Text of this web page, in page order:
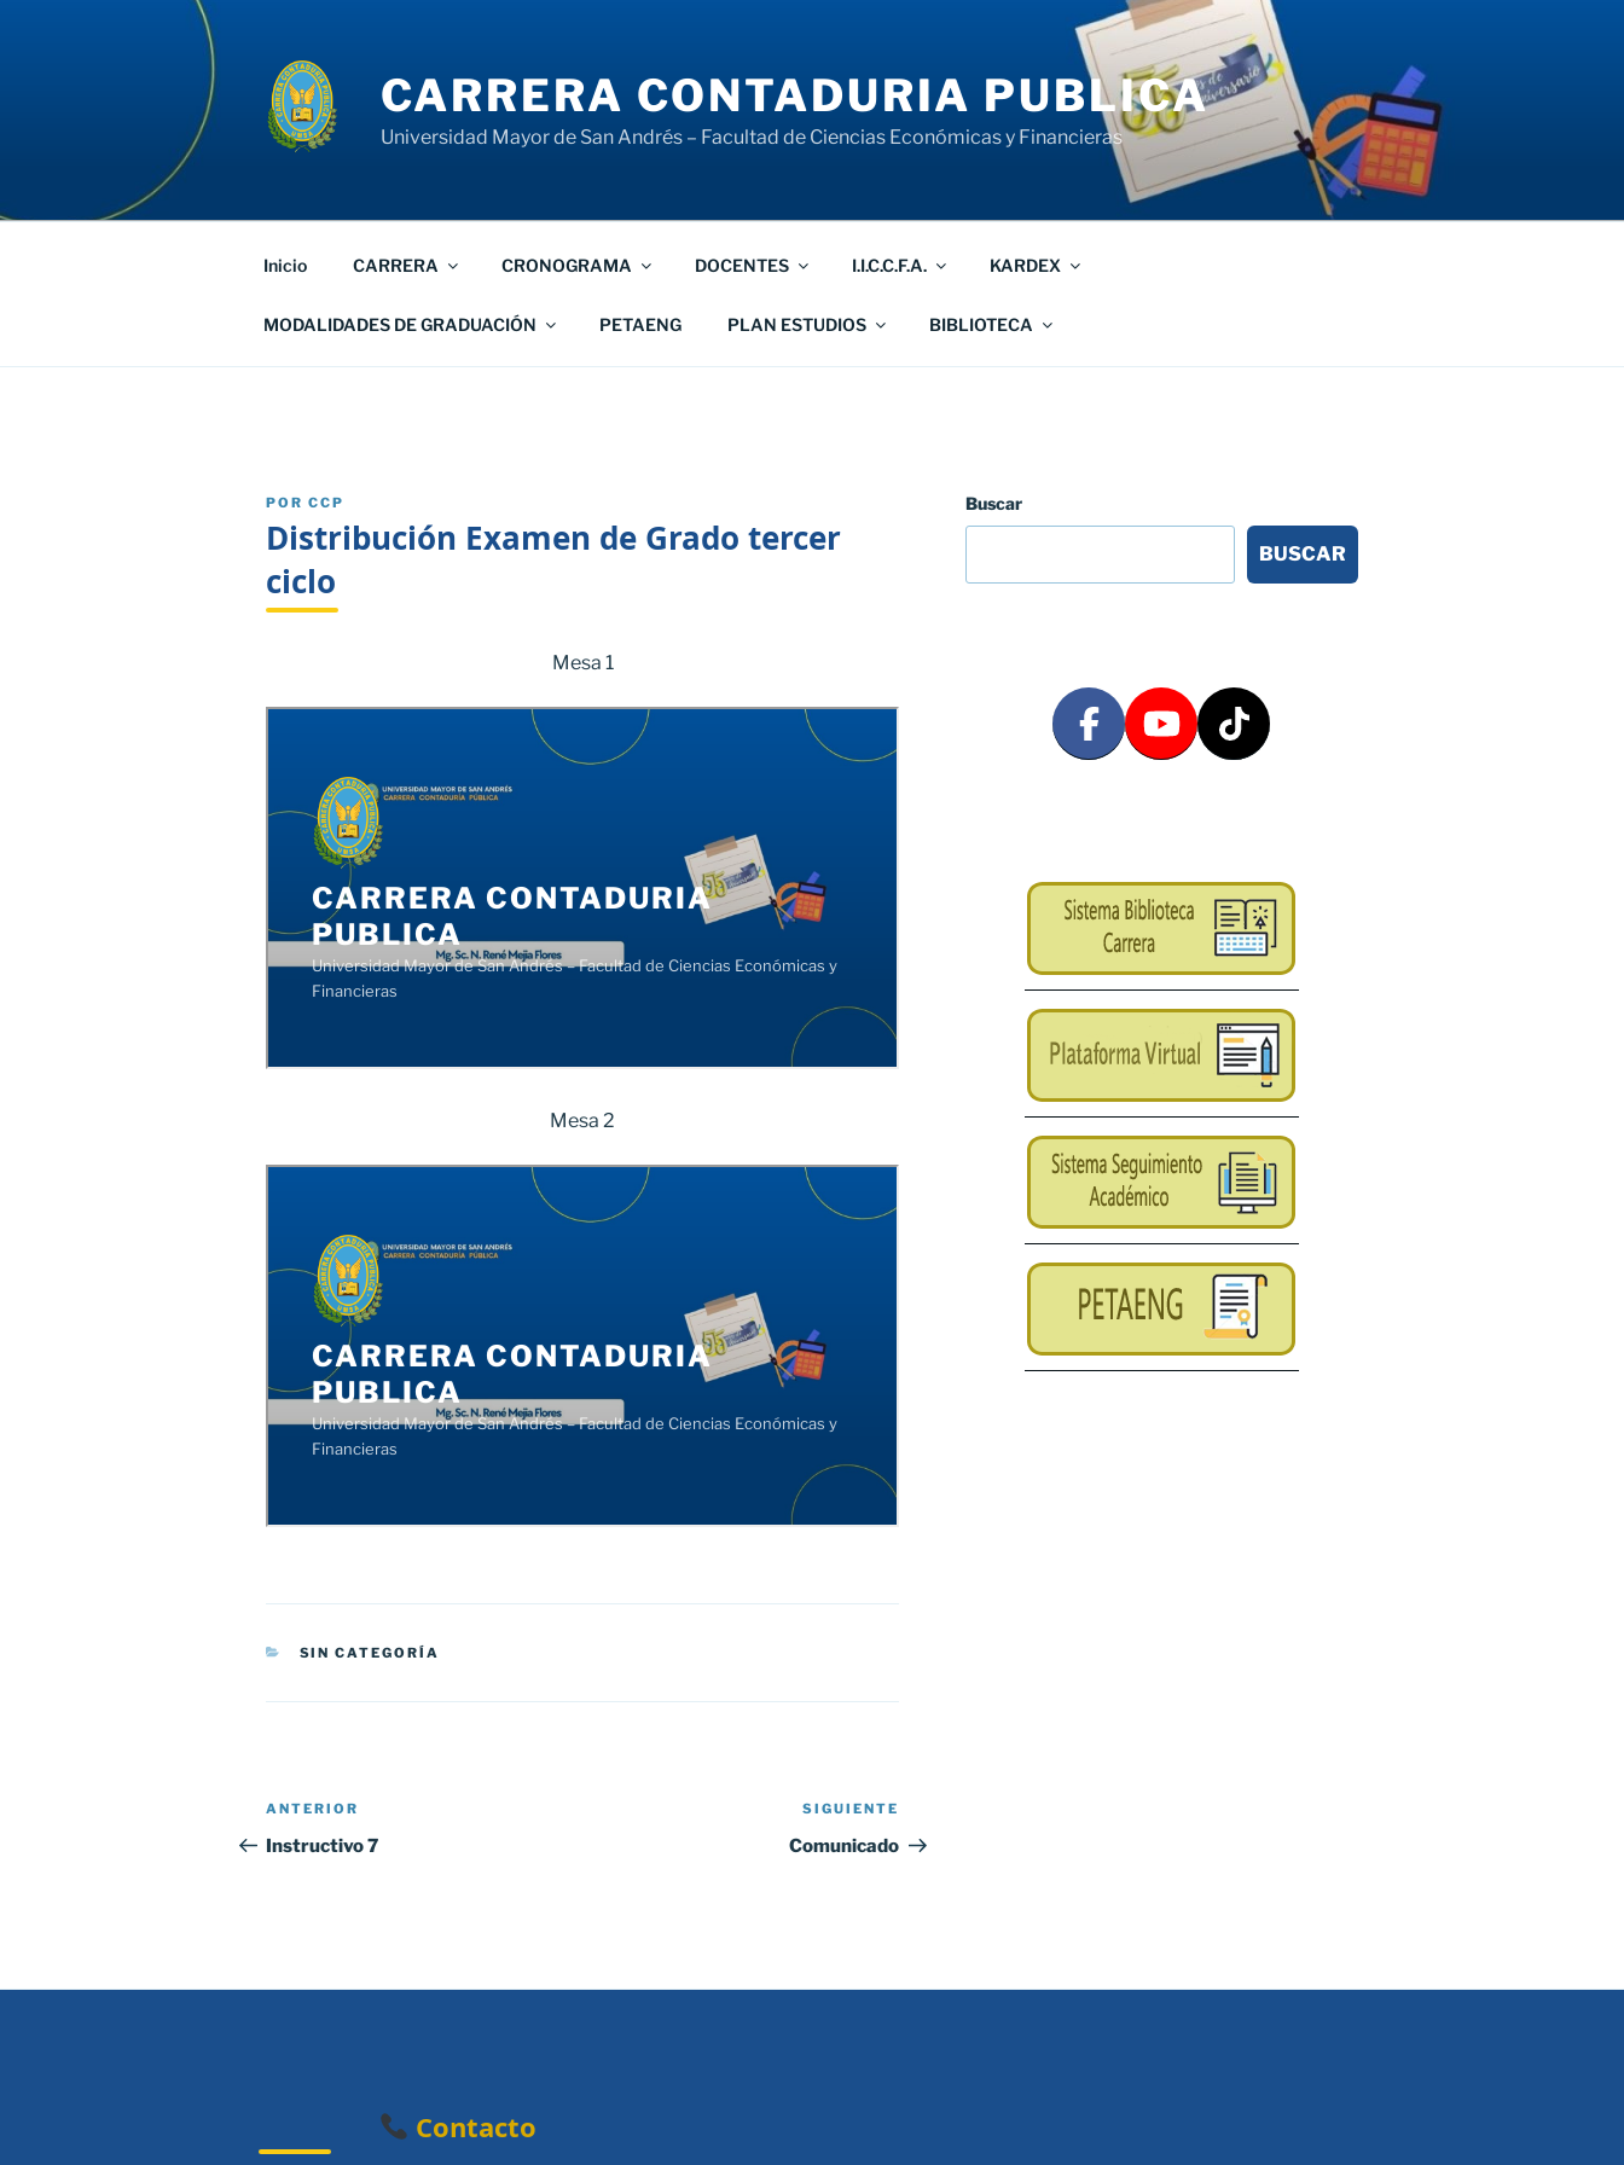
CARRERA CONTADURIA PUBLICA
Universidad Mayor de San Andrés – Facultad de Ciencias Económicas y Financieras
Inicio CARRERA CRONOGRAMA DOCENTES I.I.C.C.F.A. KARDEX
MODALIDADES DE GRADUACIÓN PETAENG PLAN ESTUDIOS BIBLIOTECA
PUBLICADO
POR CCP
Distribución Examen de Grado tercer
ciclo
Mesa 1
Mesa 2
CATEGORÍAS
SIN CATEGORÍA
Navegación
de
Entrada
anterior:
ANTERIOR
Instructivo 7
entrada
SIGUIENTE
Comunicado
Buscar
BUSCAR
Contacto